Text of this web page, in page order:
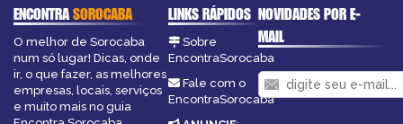
ENCONTRASOROCABA
O melhor de Sorocaba
num só lugar! Dicas, onde
ir, o que fazer, as melhores
empresas, locais, serviços
e muito mais no guia
LINKS RÁPIDOS
Sobre
EncontraSorocaba
Fale com o
EncontraSorocaba
NOVIDADES POR E-
MAIL